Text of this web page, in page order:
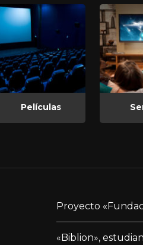
Películas
Proyecto
«Biblion»,